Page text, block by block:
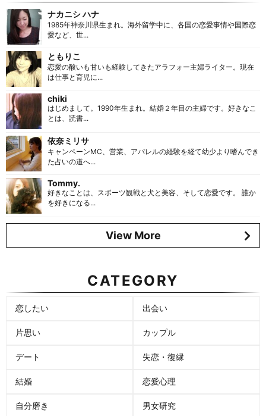
ナカニシ ハナ
1985年神奈川県生まれ。海外留学中に、各国の恋愛事情や国際恋
愛など、世...
ともりこ
恋愛の酸いも甘いも経験してきたアラフォー主婦ライター。現在
は仕事と育児に...
chiki
はじめまして。1990年生まれ。結婚２年目の主婦です。好きなこ
とは、読書...
依奈ミリサ
キャンペーンMC、営業、アパレルの経験を経て幼少より嗜んでき
た占いの道へ...
Tommy.
好きなことは、スポーツ観戦と犬と美容、そして恋愛です。 誰か
を好きになる...
View More
CATEGORY
恋したい 出会い
片思い カップル
デート 失恋・復縁
結婚 恋愛心理
自分磨き 男女研究